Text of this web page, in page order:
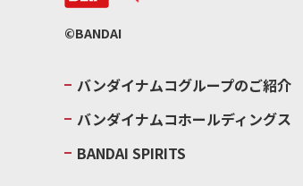
©BANDAI
バンダイナムコグループのご紹介
バンダイナムコホールディングス
BANDAI SPIRITS